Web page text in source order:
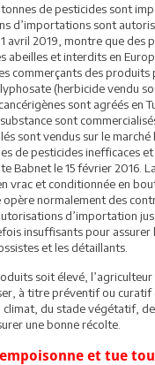
de pesticides sont
d’importations sont
avril 2019, montre que des
abeilles et interdits en
commerçants des produits
(herbicide vendu
sont agréés en
sont
sont vendus sur le marché
de pesticides inefficaces
Babnet le 15 février 2016.
vrac et conditionnée en
opère normalement des
d’importation
insuffisants pour assurer
et les détaillants.
soit élevé, l’agriculteur
à titre préventif ou curatif
du stade végétatif,
une bonne récolte.
et tue